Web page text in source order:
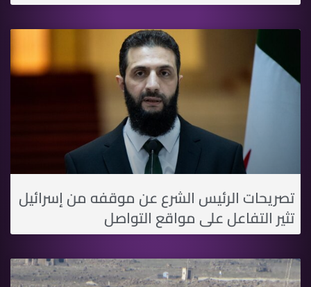
تصريحات الرئيس الشرع عن موقفه من إسرائيل
تثير التفاعل على مواقع التواصل